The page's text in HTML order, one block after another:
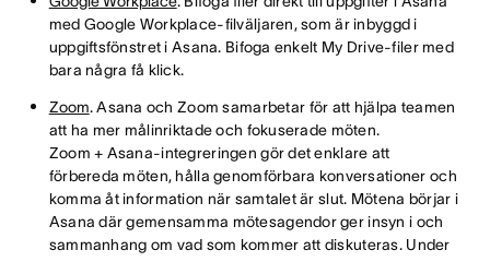
med Google Workplace-filväljaren, som är inbyggd i
uppgiftsfönstret i Asana. Bifoga enkelt My Drive-filer med
bara några få klick.
Zoom. Asana och Zoom samarbetar för att hjälpa teamen
att ha mer målinriktade och fokuserade möten.
Zoom + Asana-integreringen gör det enklare att
förbereda möten, hålla genomförbara konversationer och
komma åt information när samtalet är slut. Mötena börjar i
Asana där gemensamma mötesagendor ger insyn i och
sammanhang om vad som kommer att diskuteras. Under